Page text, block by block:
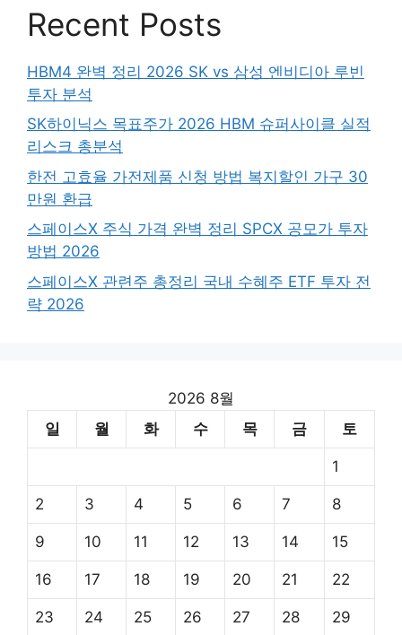
Recent Posts
HBM4 완벽 정리 2026 SK vs 삼성 엔비디아 루빈
투자 분석
SK하이닉스 목표주가 2026 HBM 슈퍼사이클 실적
리스크 총분석
한전 고효율 가전제품 신청 방법 복지할인 가구 30
만원 환급
스페이스X 주식 가격 완벽 정리 SPCX 공모가 투자
방법 2026
스페이스X 관련주 총정리 국내 수혜주 ETF 투자 전
략 2026
2026 8월
일
월 화 수 목 금 토
1
2 3 4 5 6 7 8
9 10 11 12 13 14 15
16 17 18 19 20 21 22
23 24 25 26 27 28 29